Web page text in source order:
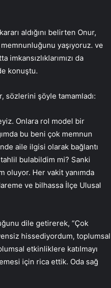
aldığını belirten Onur,
yaşıyoruz. ve
da
konuştu.
şöyle tamamladı:
Onlara rol model bir
bu beni çok memnun
aile ilgisi olarak bağlantı
bulabildim mi? Sanki
oluyor. Her vakit yanımda
ve bilhassa İlçe Ulusal
dile getirerek, “Çok
hissediyordum, toplumsal
etkinliklere katılmayı
için rica ettik. Oda sağ